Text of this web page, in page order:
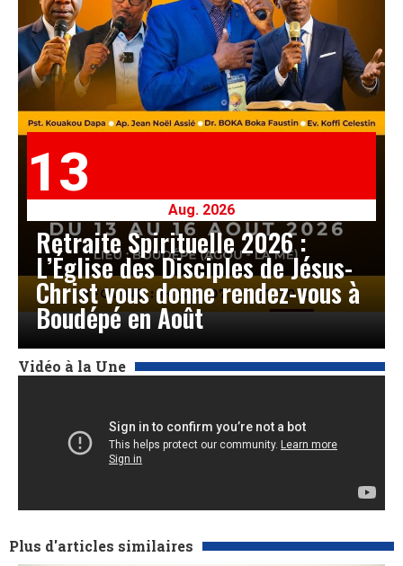
13
Aug. 2026
Retraite Spirituelle 2026 :
L’Église des Disciples de Jésus-
Christ vous donne rendez-vous à
Boudépé en Août
Vidéo à la Une
Plus d'articles similaires